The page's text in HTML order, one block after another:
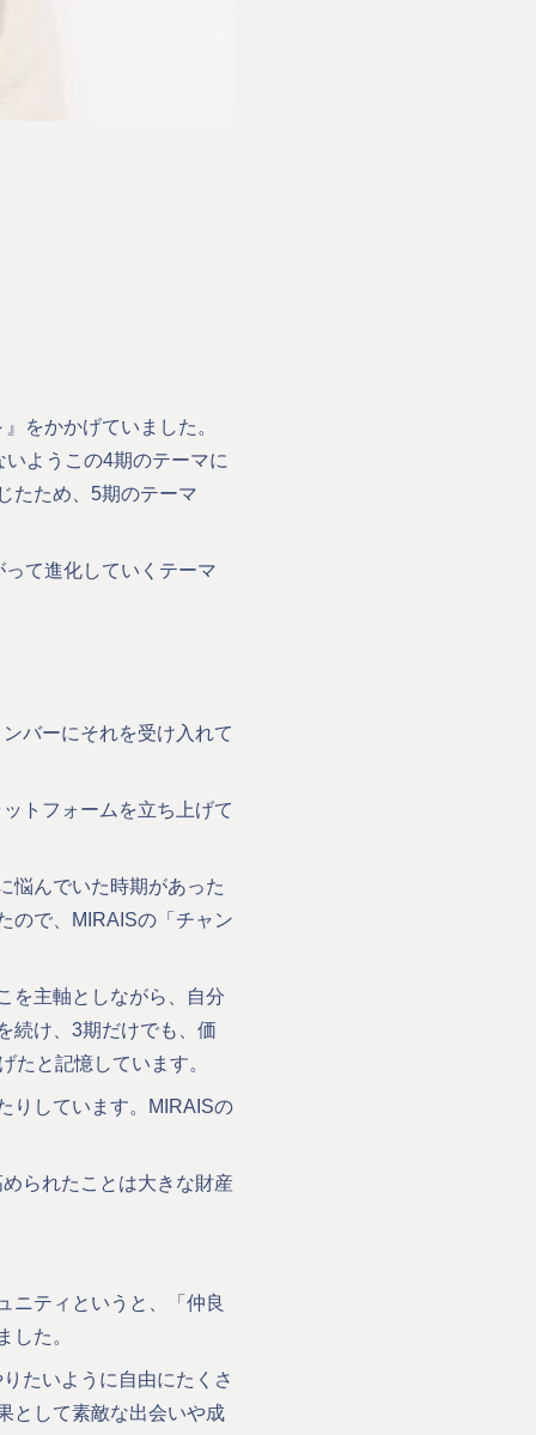
をかかげていました。
ようこの4期のテーマに
たため、5期のテーマ
て進化していくテーマ
バーにそれを受け入れて
トフォームを立ち上げて
悩んでいた時期があった
ので、MIRAISの「チャン
を主軸としながら、自分
続け、3期だけでも、価
たと記憶しています。
りしています。MIRAISの
られたことは大きな財産
ニティというと、「仲良
した。
たいように自由にたくさ
として素敵な出会いや成